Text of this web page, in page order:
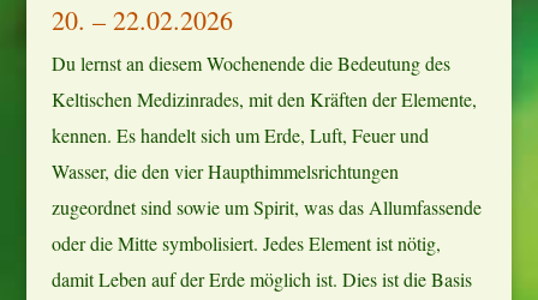
20. – 22.02.2026
Du lernst an diesem Wochenende die Bedeutung des
Keltischen Medizinrades, mit den Kräften der Elemente,
kennen. Es handelt sich um Erde, Luft, Feuer und
Wasser, die den vier Haupthimmelsrichtungen
zugeordnet sind sowie um Spirit, was das Allumfassende
oder die Mitte symbolisiert. Jedes Element ist nötig,
damit Leben auf der Erde möglich ist. Dies ist die Basis